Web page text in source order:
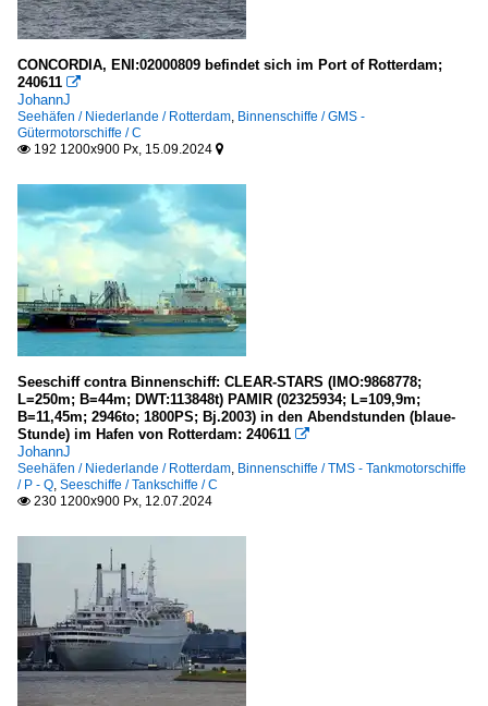
CONCORDIA, ENI:02000809 befindet sich im Port of Rotterdam;
240611 
JohannJ
Seehäfen / Niederlande / Rotterdam, Binnenschiffe / GMS -
Gütermotorschiffe / C
 192 1200x900 Px, 15.09.2024 
Seeschiff contra Binnenschiff: CLEAR-STARS (IMO:9868778;
L=250m; B=44m; DWT:113848t) PAMIR (02325934; L=109,9m;
B=11,45m; 2946to; 1800PS; Bj.2003) in den Abendstunden (blaue-
Stunde) im Hafen von Rotterdam: 240611 
JohannJ
Seehäfen / Niederlande / Rotterdam, Binnenschiffe / TMS - Tankmotorschiffe
/ P - Q, Seeschiffe / Tankschiffe / C
 230 1200x900 Px, 12.07.2024